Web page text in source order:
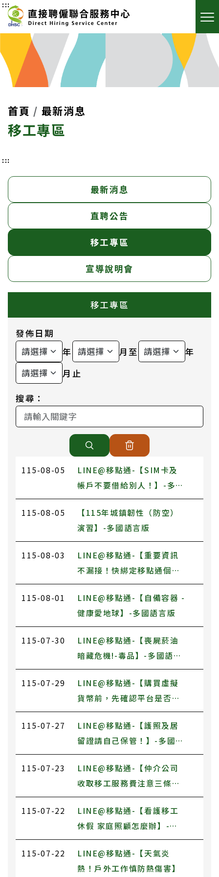
:::
首頁 最新消息
移工專區
:::
最新消息
直聘公告
移工專區
宣導說明會
移工專區
發佈日期
年
月至
年
月止
搜尋：
115-08-05
LINE@移點通-【SIM卡及
帳戶不要借給別人！】-多國
語言版
115-08-05
【115年城鎮韌性（防空）
演習】-多國語言版
115-08-03
LINE@移點通-【重要資訊
不漏接！快綁定移點通個人
化通知】-多國語言版
115-08-01
LINE@移點通-【自備容器 -
健康愛地球】-多國語言版
115-07-30
LINE@移點通-【喪屍菸油
暗藏危機!-毒品】-多國語言
版
115-07-29
LINE@移點通-【購買虛擬
貨幣前，先確認平台是否合
法】-多國語言版
115-07-27
LINE@移點通-【護照及居
留證請自己保管！】-多國語
言版
115-07-23
LINE@移點通-【仲介公司
收取移工服務費注意三條
件】-多國語言版
115-07-22
LINE@移點通-【看護移工
休假 家庭照顧怎麼辦】-多
國語言版
115-07-22
LINE@移點通-【天氣炎
熱！戶外工作慎防熱傷害】